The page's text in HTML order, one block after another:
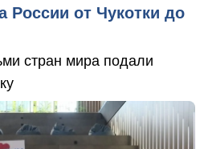
России от Чукотки до
стран мира подали